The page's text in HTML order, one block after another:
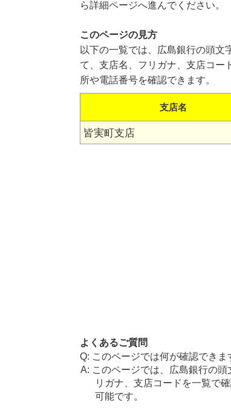
ら詳細ページへ進んでください。
このページの見方
以下の一覧では、広島銀行の頭
て、支店名、フリガナ、支店コー
所や電話番号を確認できます。
支店名
皆実町支店
よくあるご質問
このページでは何が確認できま
このページでは、広島銀行の
リガナ、支店コードを一覧で
可能です。